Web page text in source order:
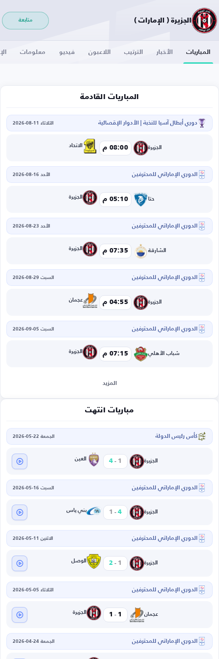
الجزيرة ( الإمارات ) متابعة
المباريات الأخبار الترتيب اللاعبون فيديو معلومات
المباريات القادمة
دوري أبطال آسيا للنخبة | الأدوار الإقصائية الثلاثاء 11-08-2026
الجزيرة 08:00 م الاتحاد
الدوري الإماراتي للمحترفين الأحد 16-08-2026
حتا 05:10 م الجزيرة
الدوري الإماراتي للمحترفين الأحد 23-08-2026
الشارقة 07:35 م الجزيرة
الدوري الإماراتي للمحترفين السبت 29-08-2026
الجزيرة 04:55 م عجمان
الدوري الإماراتي للمحترفين السبت 05-09-2026
شباب الأهلي 07:15 م الجزيرة
المزيد
مباريات انتهت
كأس رئيس الدولة الجمعة 22-05-2026
الجزيرة 1
-
4 العين
الدوري الإماراتي للمحترفين السبت 16-05-2026
الجزيرة 4
-
1 بني ياس
الدوري الإماراتي للمحترفين الاثنين 11-05-2026
الجزيرة 1
-
2 الوصل
الدوري الإماراتي للمحترفين الثلاثاء 05-05-2026
عجمان 1
-
1 الجزيرة
الدوري الإماراتي للمحترفين الجمعة 24-04-2026